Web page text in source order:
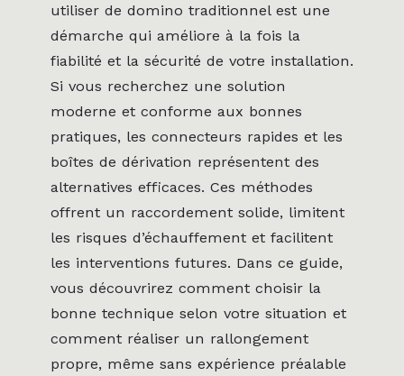
utiliser de domino traditionnel est une
démarche qui améliore à la fois la
fiabilité et la sécurité de votre installation.
Si vous recherchez une solution
moderne et conforme aux bonnes
pratiques, les connecteurs rapides et les
boîtes de dérivation représentent des
alternatives efficaces. Ces méthodes
offrent un raccordement solide, limitent
les risques d’échauffement et facilitent
les interventions futures. Dans ce guide,
vous découvrirez comment choisir la
bonne technique selon votre situation et
comment réaliser un rallongement
propre, même sans expérience préalable